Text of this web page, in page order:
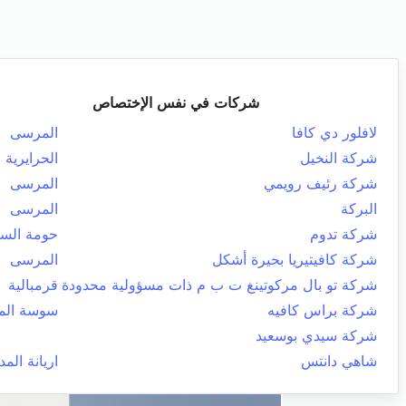
شركات في نفس الإختصاص
لافلور دي كافا
المرسى
شركة النخيل
الحرايرية
شركة رئيف رويمي
المرسى
البركة
المرسى
شركة تدوم
حومة
شركة كافيتيريا بحيرة أشكل
المرسى
شركة تو بال مركوتينغ ت ب م ذات مسؤولية محدودة قرمبالية
شركة براس كافيه
سوسة
شركة سيدي بوسعيد
شاهي دانتس
اريانة